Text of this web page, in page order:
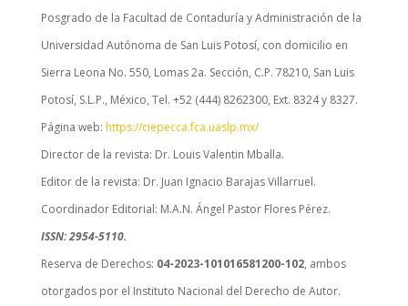
Posgrado de la Facultad de Contaduría y Administración de la
Universidad Autónoma de San Luis Potosí, con domicilio en
Sierra Leona No. 550, Lomas 2a. Sección, C.P. 78210, San Luis
Potosí, S.L.P., México, Tel. +52 (444) 8262300, Ext. 8324 y 8327.
Página web: https://ciepecca.fca.uaslp.mx/
Director de la revista: Dr. Louis Valentin Mballa.
Editor de la revista: Dr. Juan Ignacio Barajas Villarruel.
Coordinador Editorial: M.A.N. Ángel Pastor Flores Pérez.
ISSN: 2954-5110.
Reserva de Derechos: 04-2023-101016581200-102, ambos
otorgados por el Instituto Nacional del Derecho de Autor.